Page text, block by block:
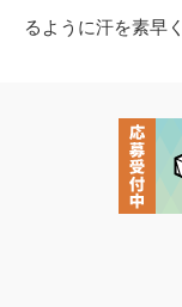
るように汗を素早